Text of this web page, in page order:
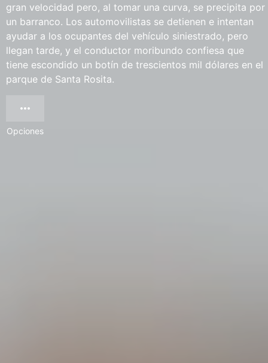
gran velocidad pero, al tomar una curva, se precipita por
un barranco. Los automovilistas se detienen e intentan
ayudar a los ocupantes del vehículo siniestrado, pero
llegan tarde, y el conductor moribundo confiesa que
tiene escondido un botín de trescientos mil dólares en el
parque de Santa Rosita.
Opciones